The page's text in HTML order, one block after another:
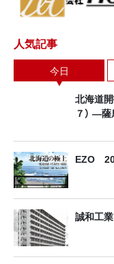
人気記事
今日
北海道
７） ―
EZO
誠和工業